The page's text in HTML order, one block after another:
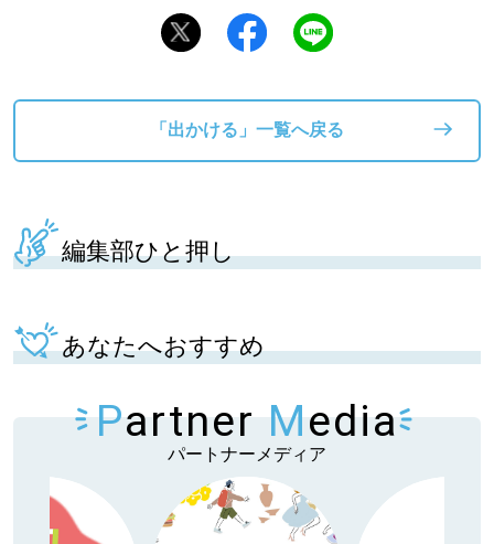
「出かける」一覧へ戻る
編集部ひと押し
あなたへおすすめ
Partner Media
パートナーメディア